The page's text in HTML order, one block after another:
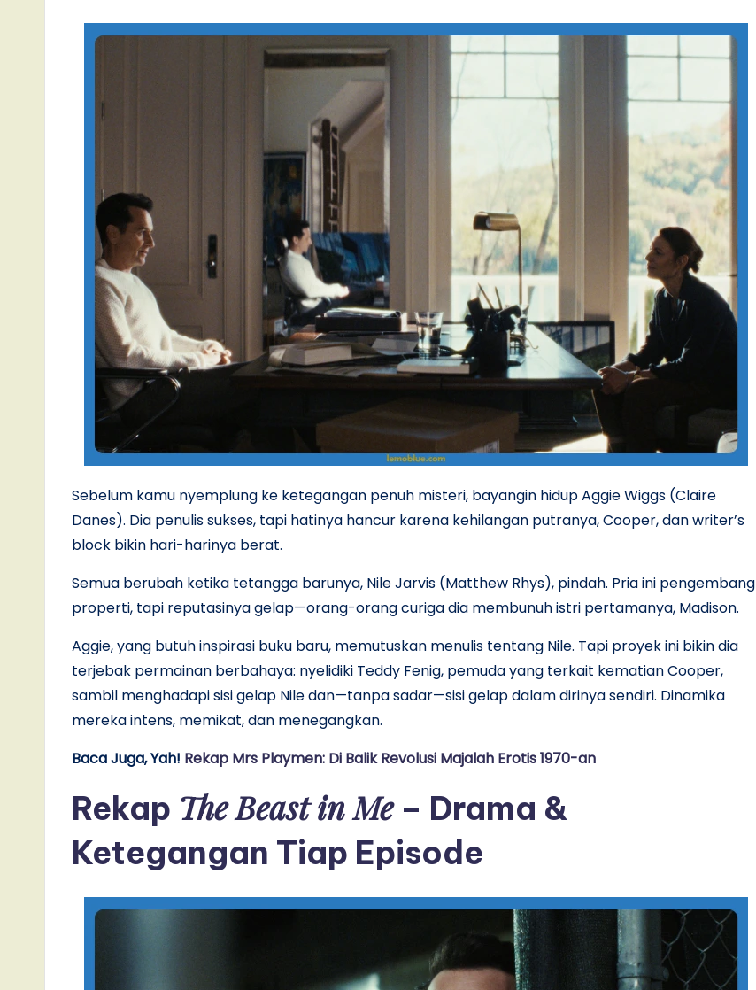
Sebelum kamu nyemplung ke ketegangan penuh misteri, bayangin hidup Aggie Wiggs (Claire
Danes). Dia penulis sukses, tapi hatinya hancur karena kehilangan putranya, Cooper, dan writer’s
block bikin hari-harinya berat.
Semua berubah ketika tetangga barunya, Nile Jarvis (Matthew Rhys), pindah. Pria ini pengembang
properti, tapi reputasinya gelap—orang-orang curiga dia membunuh istri pertamanya, Madison.
Aggie, yang butuh inspirasi buku baru, memutuskan menulis tentang Nile. Tapi proyek ini bikin dia
terjebak permainan berbahaya: nyelidiki Teddy Fenig, pemuda yang terkait kematian Cooper,
sambil menghadapi sisi gelap Nile dan—tanpa sadar—sisi gelap dalam dirinya sendiri. Dinamika
mereka intens, memikat, dan menegangkan.
Baca Juga, Yah! Rekap Mrs Playmen: Di Balik Revolusi Majalah Erotis 1970-an
Rekap The Beast in Me– Drama &
Ketegangan Tiap Episode